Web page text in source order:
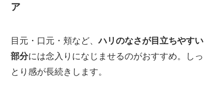
ア
目元・口元・頬など、ハリのなさが目立ちやすい
部分には念入りになじませるのがおすすめ。しっ
とり感が長続きします。